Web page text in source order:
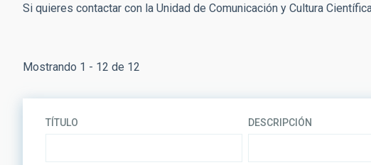
la
Si quieres contactar con la Unidad de Comunicación y Cultura
Mostrando 1 - 12 de 12
TÍTULO DESCRIPCIÓN